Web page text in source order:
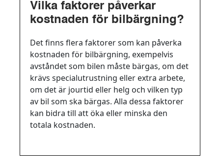
Vilka faktorer påverkar
kostnaden för bilbärgning?
Det finns flera faktorer som kan påverka
kostnaden för bilbärgning, exempelvis
avståndet som bilen måste bärgas, om det
krävs specialutrustning eller extra arbete,
om det är jourtid eller helg och vilken typ
av bil som ska bärgas. Alla dessa faktorer
kan bidra till att öka eller minska den
totala kostnaden.